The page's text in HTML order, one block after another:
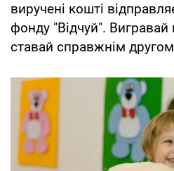
виручені кошті
фонду "Відчуй". Вигравай
ставай справжнім